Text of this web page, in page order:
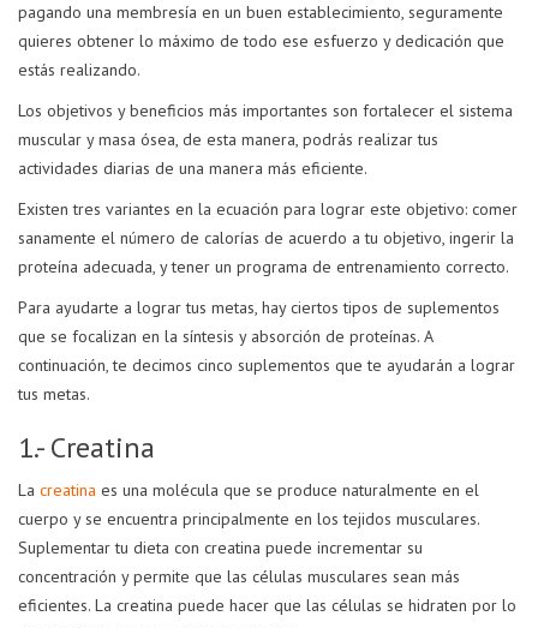
pagando una membresía en un buen establecimiento, seguramente
quieres obtener lo máximo de todo ese esfuerzo y dedicación que
estás realizando.
Los objetivos y beneficios más importantes son fortalecer el sistema
muscular y masa ósea, de esta manera, podrás realizar tus
actividades diarias de una manera más eficiente.
Existen tres variantes en la ecuación para lograr este objetivo: comer
sanamente el número de calorías de acuerdo a tu objetivo, ingerir la
proteína adecuada, y tener un programa de entrenamiento correcto.
Para ayudarte a lograr tus metas, hay ciertos tipos de suplementos
que se focalizan en la síntesis y absorción de proteínas. A
continuación, te decimos cinco suplementos que te ayudarán a lograr
tus metas.
1.- Creatina
La creatina es una molécula que se produce naturalmente en el
cuerpo y se encuentra principalmente en los tejidos musculares.
Suplementar tu dieta con creatina puede incrementar su
concentración y permite que las células musculares sean más
eficientes. La creatina puede hacer que las células se hidraten por lo